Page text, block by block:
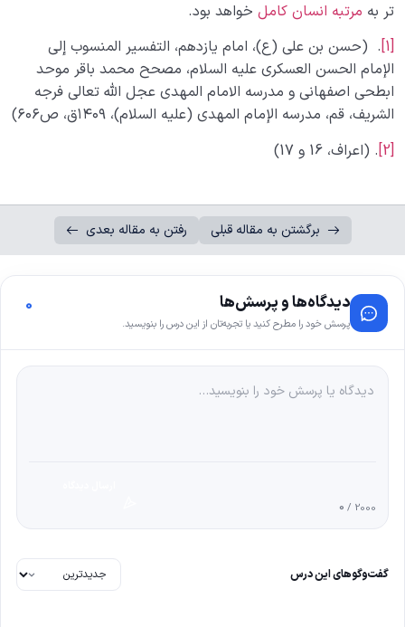
تر به مرتبه انسان کامل خواهد بود.
[1] . (حسن بن علی (ع)، امام یازدهم، التفسیر المنسوب إلى
الإمام الحسن العسکری علیه السلام، مصحح محمد باقر موحد
ابطحی اصفهانی و مدرسه الامام المهدی عجل الله تعالی فرجه
الشریف، قم، مدرسه الإمام المهدی (علیه السلام‏)، ۱۴۰۹ق، ص۶۰۶)
[2]
. (اعراف، 16 و 17)
برگشتن به مقاله قبلی رفتن به مقاله بعدی
دیدگاه‌ها و پرسش‌ها
پرسش خود را مطرح کنید یا تجربه‌تان از این درس را بنویسید.
0
0 / 2000
گفت‌وگوهای این درس